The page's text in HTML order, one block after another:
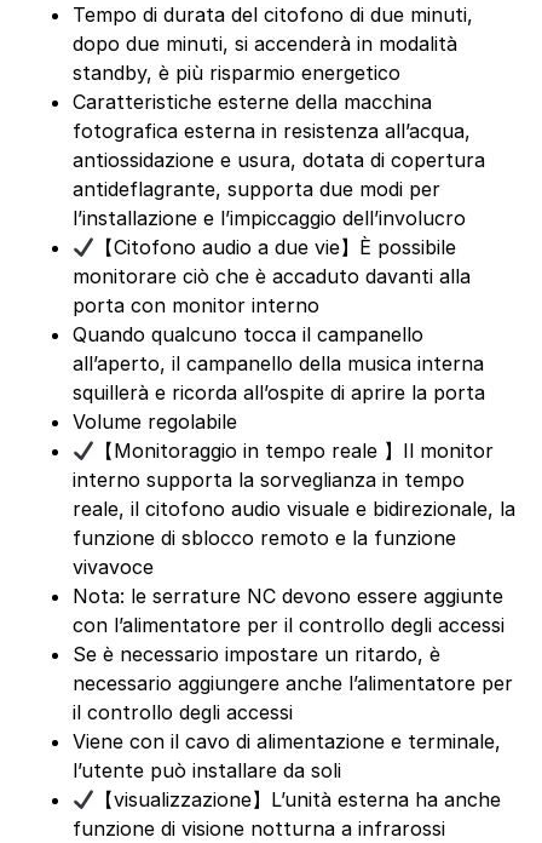
Tempo di durata del citofono di due minuti,
dopo due minuti, si accenderà in modalità
standby, è più risparmio energetico
Caratteristiche esterne della macchina
fotografica esterna in resistenza all’acqua,
antiossidazione e usura, dotata di copertura
antideflagrante, supporta due modi per
l’installazione e l’impiccaggio dell’involucro
【Citofono audio a due vie】È possibile
monitorare ciò che è accaduto davanti alla
porta con monitor interno
Quando qualcuno tocca il campanello
all’aperto, il campanello della musica interna
squillerà e ricorda all’ospite di aprire la porta
Volume regolabile
【Monitoraggio in tempo reale 】Il monitor
interno supporta la sorveglianza in tempo
reale, il citofono audio visuale e bidirezionale, la
funzione di sblocco remoto e la funzione
vivavoce
Nota: le serrature NC devono essere aggiunte
con l’alimentatore per il controllo degli accessi
Se è necessario impostare un ritardo, è
necessario aggiungere anche l’alimentatore per
il controllo degli accessi
Viene con il cavo di alimentazione e terminale,
l’utente può installare da soli
【visualizzazione】L’unità esterna ha anche
funzione di visione notturna a infrarossi